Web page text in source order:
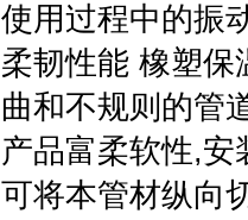
使用过程中的振
柔韧性能 橡塑保
曲和不规则的管
产品富柔软性,
可将本管材纵向